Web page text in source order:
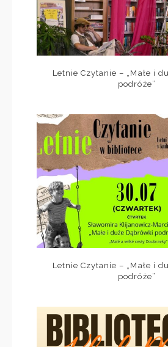
Letnie Czytanie – „Małe i
podróże”
Letnie Czytanie – „Małe i
podróże”